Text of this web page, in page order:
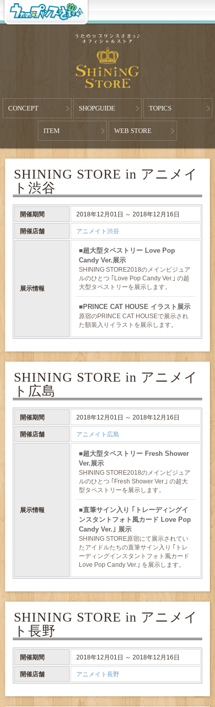
CONCEPT SHOPGUIDE TOPICS
ITEM WEB STORE
SHINING STORE in アニメイ
ト渋谷
開催期間 2018年12月01日 ～ 2018年12月16日
開催店舗 アニメイト渋谷
展示情報
超大型タペストリー Love Pop
Candy Ver.展示
SHINING STORE2018のメインビジュア
ルのひとつ ｢Love Pop Candy Ver.｣ の超
大型タペストリーを展示します。
PRINCE CAT HOUSE イラスト展示
原宿のPRINCE CAT HOUSEで展示され
た額装入りイラストを展示します。
SHINING STORE in アニメイ
ト広島
開催期間 2018年12月01日 ～ 2018年12月16日
開催店舗 アニメイト広島
展示情報
超大型タペストリー Fresh Shower
Ver.展示
SHINING STORE2018のメインビジュア
ルのひとつ ｢Fresh Shower Ver.｣ の超大
型タペストリーを展示します。
直筆サイン入り ｢トレーディングイ
ンスタントフォト風カード Love Pop
Candy Ver.｣ 展示
SHINING STORE原宿にて展示されてい
たアイドルたちの直筆サイン入り ｢トレ
ーディングインスタントフォト風カード
Love Pop Candy Ver.｣ を展示します。
SHINING STORE in アニメイ
ト長野
開催期間 2018年12月01日 ～ 2018年12月16日
開催店舗 アニメイト長野